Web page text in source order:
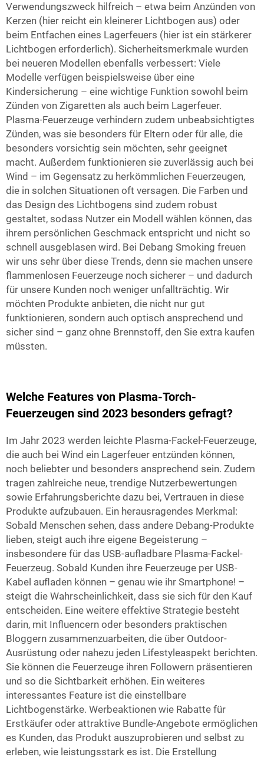
Verwendungszweck hilfreich – etwa beim Anzünden von
Kerzen (hier reicht ein kleinerer Lichtbogen aus) oder
beim Entfachen eines Lagerfeuers (hier ist ein stärkerer
Lichtbogen erforderlich). Sicherheitsmerkmale wurden
bei neueren Modellen ebenfalls verbessert: Viele
Modelle verfügen beispielsweise über eine
Kindersicherung – eine wichtige Funktion sowohl beim
Zünden von Zigaretten als auch beim Lagerfeuer.
Plasma-Feuerzeuge verhindern zudem unbeabsichtigtes
Zünden, was sie besonders für Eltern oder für alle, die
besonders vorsichtig sein möchten, sehr geeignet
macht. Außerdem funktionieren sie zuverlässig auch bei
Wind – im Gegensatz zu herkömmlichen Feuerzeugen,
die in solchen Situationen oft versagen. Die Farben und
das Design des Lichtbogens sind zudem robust
gestaltet, sodass Nutzer ein Modell wählen können, das
ihrem persönlichen Geschmack entspricht und nicht so
schnell ausgeblasen wird. Bei Debang Smoking freuen
wir uns sehr über diese Trends, denn sie machen unsere
flammenlosen Feuerzeuge noch sicherer – und dadurch
für unsere Kunden noch weniger unfallträchtig. Wir
möchten Produkte anbieten, die nicht nur gut
funktionieren, sondern auch optisch ansprechend und
sicher sind – ganz ohne Brennstoff, den Sie extra kaufen
müssten.
Welche Features von Plasma-Torch-
Feuerzeugen sind 2023 besonders gefragt?
Im Jahr 2023 werden leichte Plasma-Fackel-Feuerzeuge,
die auch bei Wind ein Lagerfeuer entzünden können,
noch beliebter und besonders ansprechend sein. Zudem
tragen zahlreiche neue, trendige Nutzerbewertungen
sowie Erfahrungsberichte dazu bei, Vertrauen in diese
Produkte aufzubauen. Ein herausragendes Merkmal:
Sobald Menschen sehen, dass andere Debang-Produkte
lieben, steigt auch ihre eigene Begeisterung –
insbesondere für das USB-aufladbare Plasma-Fackel-
Feuerzeug. Sobald Kunden ihre Feuerzeuge per USB-
Kabel aufladen können – genau wie ihr Smartphone! –
steigt die Wahrscheinlichkeit, dass sie sich für den Kauf
entscheiden. Eine weitere effektive Strategie besteht
darin, mit Influencern oder besonders praktischen
Bloggern zusammenzuarbeiten, die über Outdoor-
Ausrüstung oder nahezu jeden Lifestyleaspekt berichten.
Sie können die Feuerzeuge ihren Followern präsentieren
und so die Sichtbarkeit erhöhen. Ein weiteres
interessantes Feature ist die einstellbare
Lichtbogenstärke. Werbeaktionen wie Rabatte für
Erstkäufer oder attraktive Bundle-Angebote ermöglichen
es Kunden, das Produkt auszuprobieren und selbst zu
erleben, wie leistungsstark es ist. Die Erstellung